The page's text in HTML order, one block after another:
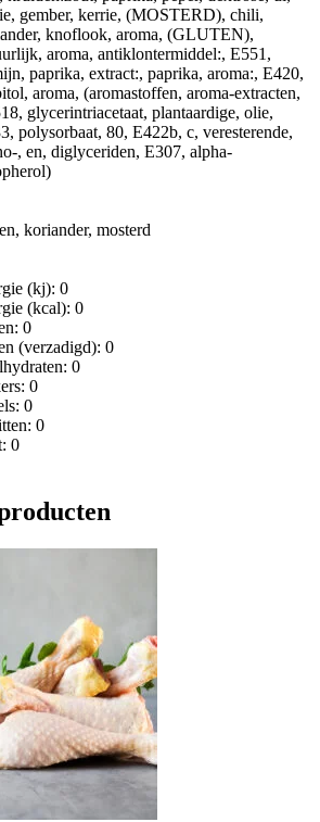
gember, kerrie, (MOSTERD), chili,
knoflook, aroma, (GLUTEN),
aroma, antiklontermiddel:, E551,
paprika, extract:, paprika, aroma:, E420,
aroma, (aromastoffen, aroma-extracten,
glycerintriacetaat, plantaardige, olie,
polysorbaat, 80, E422b, c, veresterende,
, en, diglyceriden, E307, alpha-
koriander, mosterd
(kj): 0
(kcal): 0
0
(verzadigd): 0
0
0
0
0
0